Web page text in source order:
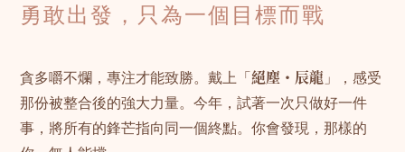
勇敢出發，只為一個目標而戰
貪多嚼不爛，專注才能致勝。戴上「 絕塵・辰龍 」，感受
那份被整合後的強大力量。今年，試著一次只做好一件
事，將所有的鋒芒指向同一個終點。你會發現，那樣的